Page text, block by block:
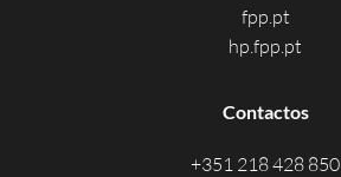
fpp.pt
hp.fpp.pt
Contactos
+351 218 428 850